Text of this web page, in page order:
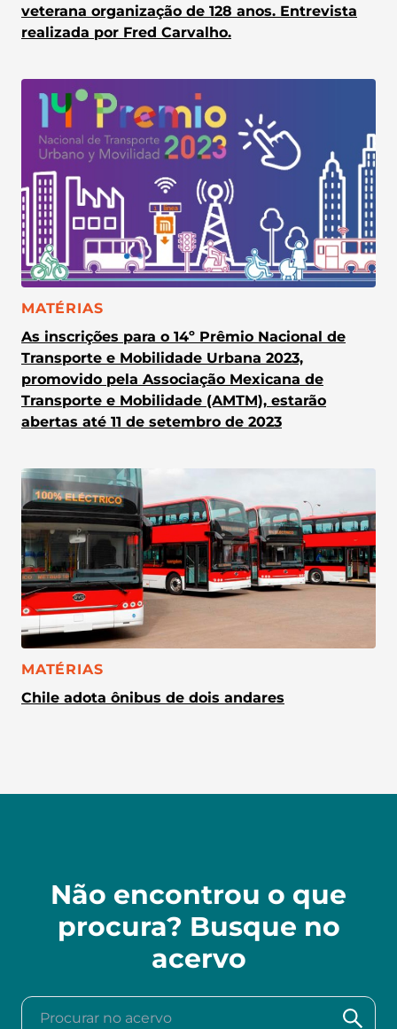
veterana organização de 128 anos. Entrevista
realizada por Fred Carvalho.
CATEGORIA:
MATÉRIAS
As inscrições para o 14º Prêmio Nacional de
Transporte e Mobilidade Urbana 2023,
promovido pela Associação Mexicana de
Transporte e Mobilidade (AMTM), estarão
abertas até 11 de setembro de 2023
CATEGORIA:
MATÉRIAS
Chile adota ônibus de dois andares
Não encontrou o que
procura? Busque no
acervo
Procurar no acervo